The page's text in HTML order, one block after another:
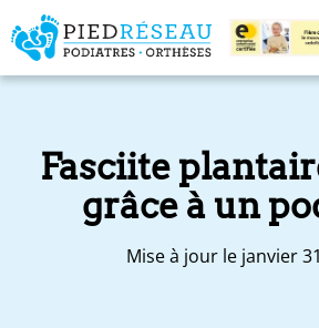
Fasciite
grâce à un
Mise à jour le janvier